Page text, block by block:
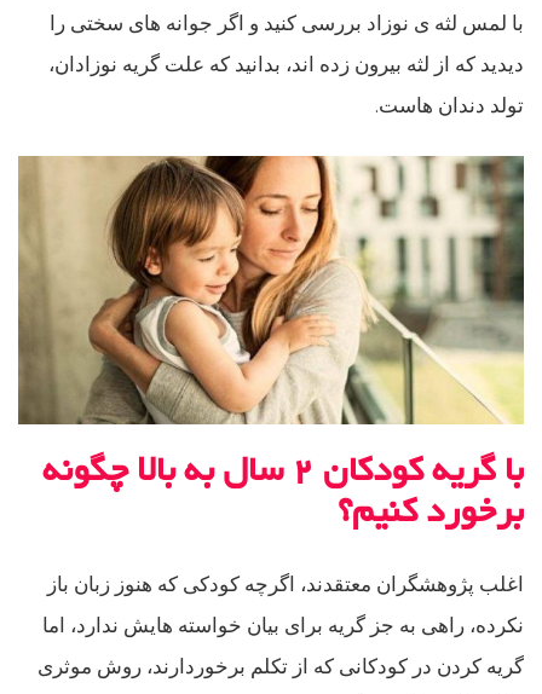
با لمس لثه ی نوزاد بررسی کنید و اگر جوانه های سختی را
دیدید که از لثه بیرون زده اند، بدانید که علت گریه نوزادان،
تولد دندان هاست.
با گریه کودکان ۲ سال به بالا چگونه
برخورد کنیم؟
اغلب پژوهشگران معتقدند، اگرچه کودکی که هنوز زبان باز
نکرده، راهی به جز گریه برای بیان خواسته هایش ندارد، اما
گریه کردن در کودکانی که از تکلم برخوردارند، روش موثری